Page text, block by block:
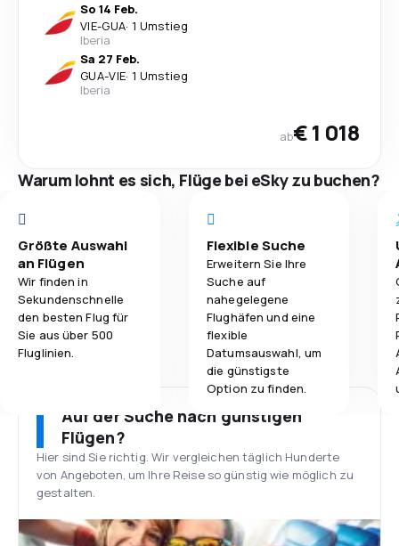
So 14 Feb.
VIE-GUA· 1 Umstieg
Iberia
Sa 27 Feb.
GUA-VIE· 1 Umstieg
Iberia
ab€ 1 018
Warum lohnt es sich, Flüge bei eSky zu buchen?
Größte Auswahl
an Flügen
Wir finden in
Sekundenschnelle
den besten Flug für
Sie aus über 500
Fluglinien.
Flexible Suche
Erweitern Sie Ihre
Suche auf
nahegelegene
Flughäfen und eine
flexible
Datumsauswahl, um
die günstigste
Option zu finden.
Auf der Suche nach günstigen
Flügen?
Hier sind Sie richtig. Wir vergleichen täglich Hunderte
von Angeboten, um Ihre Reise so günstig wie möglich zu
gestalten.